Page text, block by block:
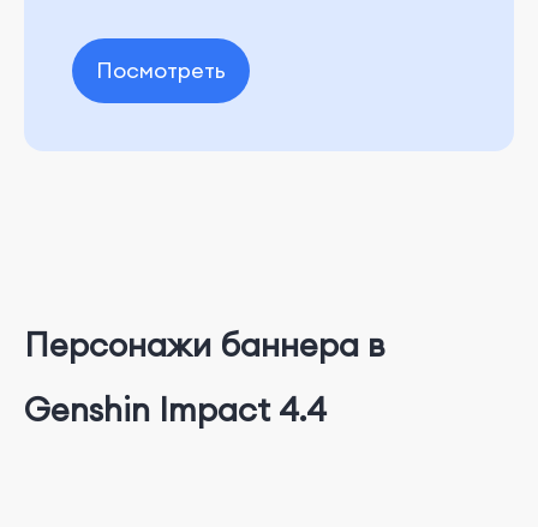
Посмотреть
Персонажи баннера в
Genshin Impact 4.4